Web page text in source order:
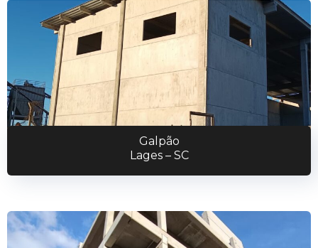
Galpão
Lages – SC